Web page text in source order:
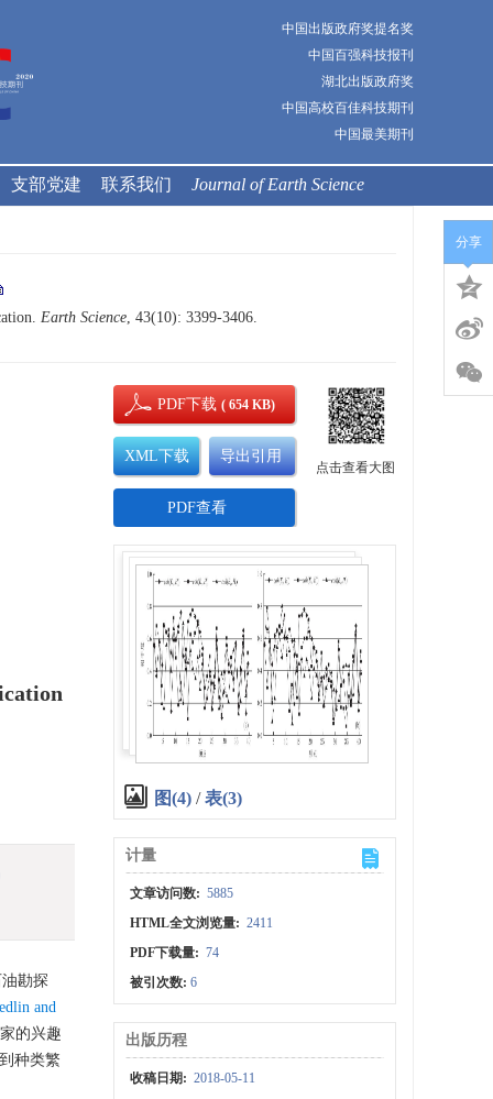
中国出版政府奖提名奖
中国百强科技报刊
湖北出版政府奖
中国高校百佳科技期刊
中国最美期刊
支部党建 联系我们 Journal of Earth Science
Earth Science, 43(10): 3399-3406.
勘探
and
的兴趣
种类繁
PDF下载( 654 KB)
XML下载 导出引用
PDF查看
点击查看大图
图(4) /表(3)
计量
文章访问数: 5885
HTML全文浏览量: 2411
PDF下载量: 74
被引次数:6
出版历程
收稿日期: 2018-05-11
分享